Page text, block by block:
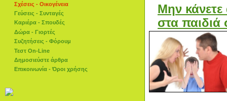
Σχέσεις - Οικογένεια
Γεύσεις - Συνταγές
Καριέρα - Σπουδές
Δώρα - Γιορτές
Συζητήσεις - Φόρουμ
Τεστ On-Line
Δημοσιεύστε άρθρα
Επικοινωνία - Όροι χρήσης
Μην
στα παιδιά